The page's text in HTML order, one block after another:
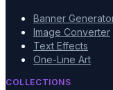
Banner
Image Converter
Text Effects
One-Line Art
COLLECTIONS